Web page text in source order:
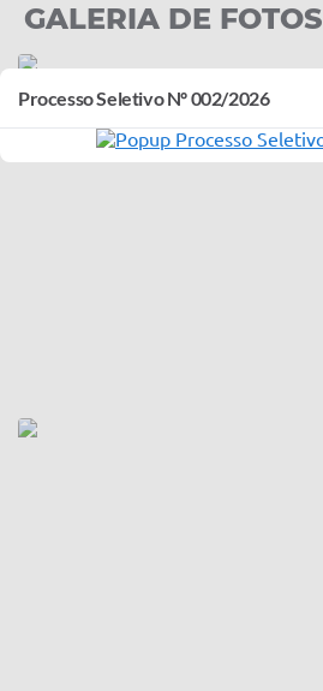
GALERIA DE FOTOS
Processo Seletivo Nº 002/2026